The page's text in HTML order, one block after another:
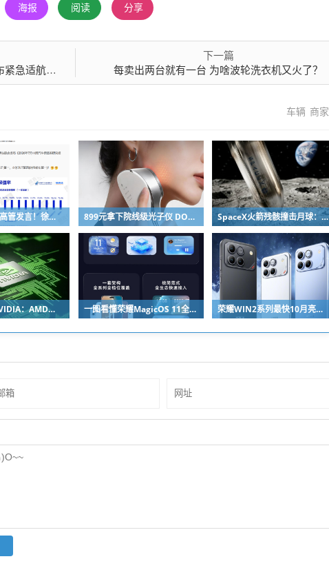
海报 阅读 分享
即停飞检查
下一篇
每卖出两台就有一台 为啥波轮洗衣机又火了？
车辆 商家
网友吐槽质疑高管发言！徐洁云回应“孩go”言论争议：是小米用户宠物名 899元拿下院线级光子仪 DOCO童颜超光炮小米有品众筹上线 SpaceX火箭残骸撞击月球：留下直径约30米巨坑
马斯克独宠NVIDIA：AMD苏姿丰淡定回应 一图看懂荣耀MagicOS 11全新双架构：安卓底层重构 液态玻璃效果拉满 荣耀WIN2系列最快10月亮相：2nm芯片+万级电池组合同档唯一